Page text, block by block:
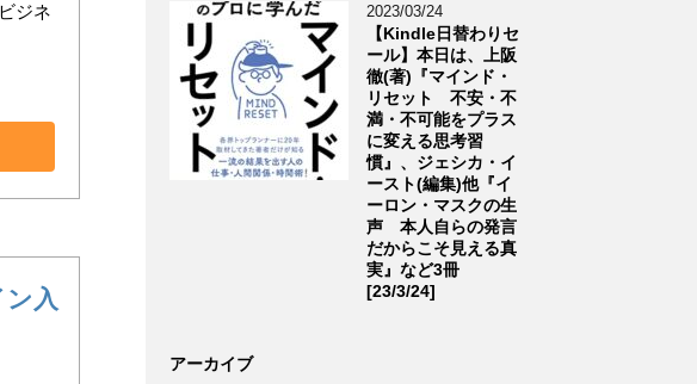
ジネ
入
2023/03/24
【Kindle日替わりセ
ール】本日は、上阪
徹(著)『マインド・
リセット 不安・不
満・不可能をプラス
に変える思考習
慣』、ジェシカ・イ
ースト(編集)他『イ
ーロン・マスクの生
声 本人自らの発言
だからこそ見える真
実』など3冊
[23/3/24]
アーカイブ